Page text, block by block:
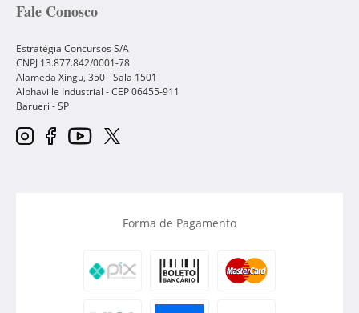
Fale Conosco
Estratégia Concursos S/A
CNPJ 13.877.842/0001-78
Alameda Xingu, 350 - Sala 1501
Alphaville Industrial - CEP06455-911
Barueri -SP
Forma de Pagamento